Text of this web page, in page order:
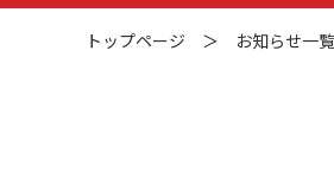
トップページ ＞ お知らせ一覧